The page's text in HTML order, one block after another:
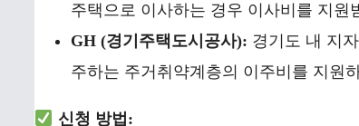
주택으로 이사하는 경우 이사비를 지원
GH (경기주택도시공사): 경기도 내 지
주하는 주거취약계층의 이주비를 지원
신청 방법: